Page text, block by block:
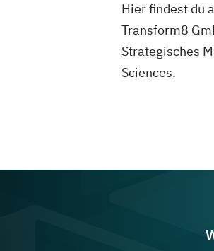
Hier findest du
Transform8
Strategisches
Sciences.